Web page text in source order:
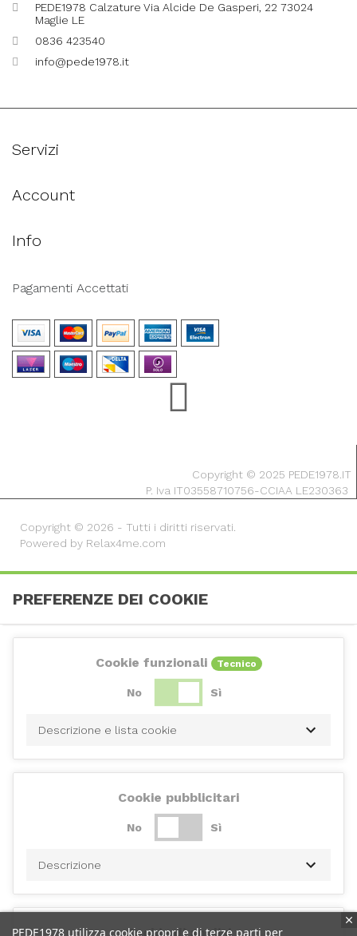
PEDE1978 Calzature Via Alcide De Gasperi, 22 73024
Maglie LE
0836 423540
info@pede1978.it
Servizi
Account
Info
Pagamenti Accettati
Copyright © 2025 PEDE1978.IT
P. Iva IT03558710756-CCIAA LE230363
Copyright © 2026 - Tutti i diritti riservati.
Powered by Relax4me.com
PEDE1978 utilizza cookie propri e di terze parti per
PREFERENZE DEI COOKIE
Cookie funzionali Tecnico
No Sì
Descrizione e lista cookie
Cookie pubblicitari
No Sì
Descrizione
Cookie di analisi